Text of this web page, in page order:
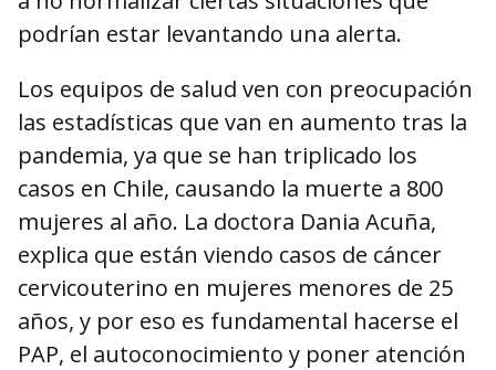
podrían estar levantando una alerta.
Los equipos de salud ven con preocupación
las estadísticas que van en aumento tras la
pandemia, ya que se han triplicado los
casos en Chile, causando la muerte a 800
mujeres al año. La doctora Dania Acuña,
explica que están viendo casos de cáncer
cervicouterino en mujeres menores de 25
años, y por eso es fundamental hacerse el
PAP, el autoconocimiento y poner atención